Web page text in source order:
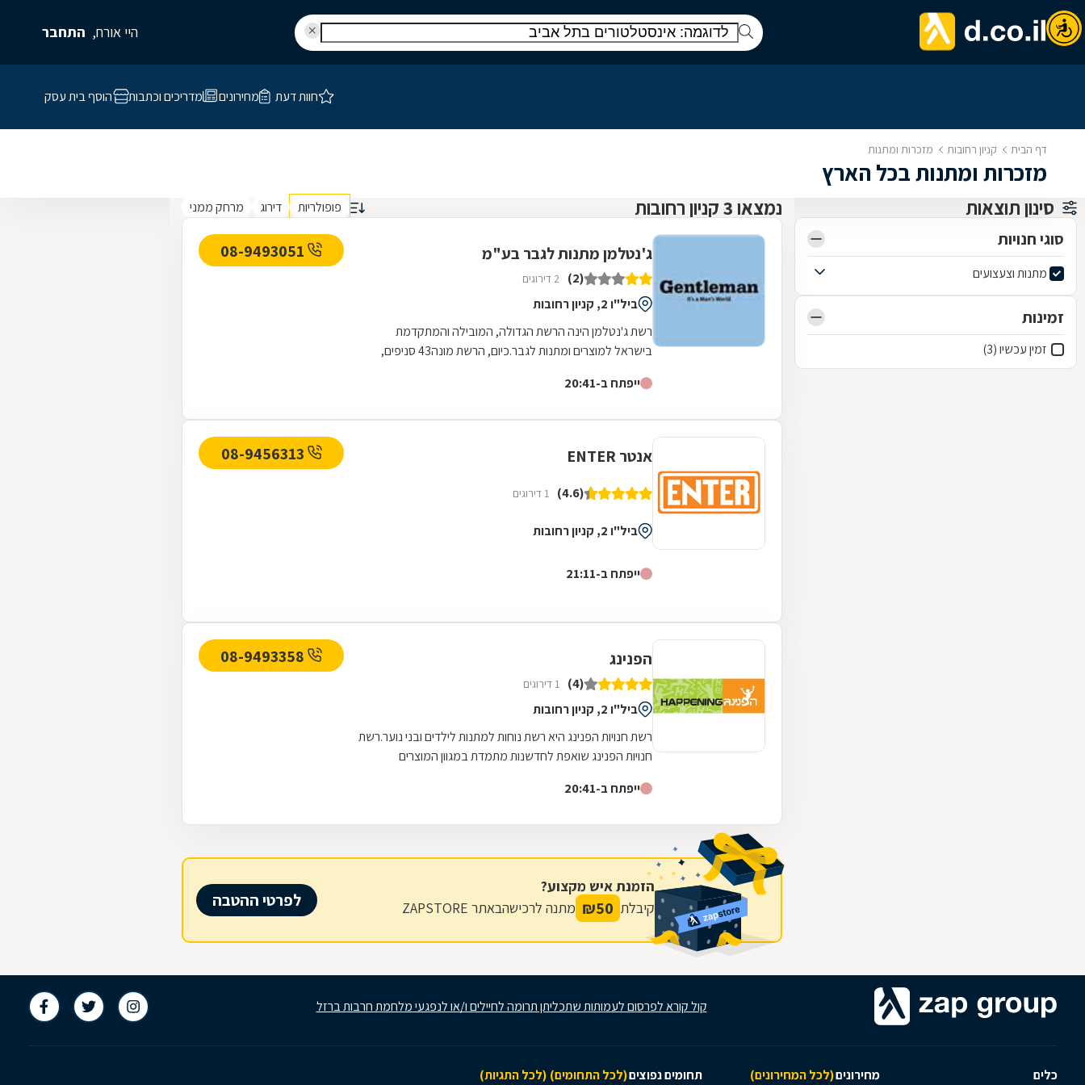
היי אורח, התחבר
חוות דעת מחירונים מדריכים וכתבות הוסף בית עסק
דף הבית קניון רחובות מזכרות ומתנות
מזכרות ומתנות בכל הארץ
סינון תוצאות
סוגי חנויות
מתנות וצעצועים
זמינות
זמין עכשיו (3)
נמצאו 3 קניון רחובות פופולריות דירוג מרחק ממני
ג'נטלמן מתנות לגבר בע"מ
(2) 2 דירוגים
ביל"ו 2, קניון רחובות
רשת ג'נטלמן הינה הרשת הגדולה, המובילה והמתקדמת
בישראל למוצרים ומתנות לגבר.כיום, הרשת מונה43 סניפים,
ייפתח ב-20:41
אנטר ENTER
(4.6) 1 דירוגים
ביל"ו 2, קניון רחובות
ייפתח ב-21:11
הפנינג
(4) 1 דירוגים
ביל"ו 2, קניון רחובות
רשת חנויות הפנינג היא רשת נוחות למתנות לילדים ובני נוער.רשת
חנויות הפנינג שואפת לחדשנות מתמדת במגוון המוצרים
ייפתח ב-20:41
הזמנת איש מקצוע?
קיבלת 50
₪ מתנה לרכישהבאתר ZAPSTORE לפרטי ההטבה
קול קורא לפרסום לעמותות שתכליתן תרומה לחיילים ו/או לנפגעי מלחמת חרבות ברזל
כלים מחירונים(לכל המחירונים) תחומים נפוצים(לכל התחומים) (לכל התגיות)